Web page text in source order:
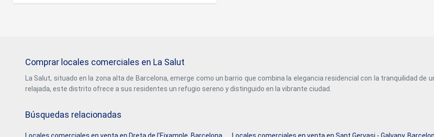
incluidas las superficies, tienen carácter meramente
estatal y autonómica aplicable. #ref:CBES2933
Comprar locales comerciales en La Salut
La Salut, situado en la zona alta de Barcelona, emerge como un barrio que combina la elegancia residencial con la tranquilidad
relajada, este distrito ofrece a sus residentes un refugio sereno y distinguido en la vibrante ciudad.
Búsquedas relacionadas